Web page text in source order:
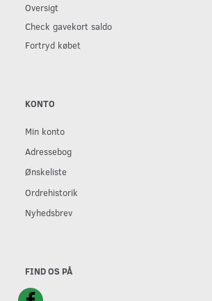
Oversigt
Check gavekort saldo
Fortryd købet
KONTO
Min konto
Adressebog
Ønskeliste
Ordrehistorik
Nyhedsbrev
FIND OS PÅ